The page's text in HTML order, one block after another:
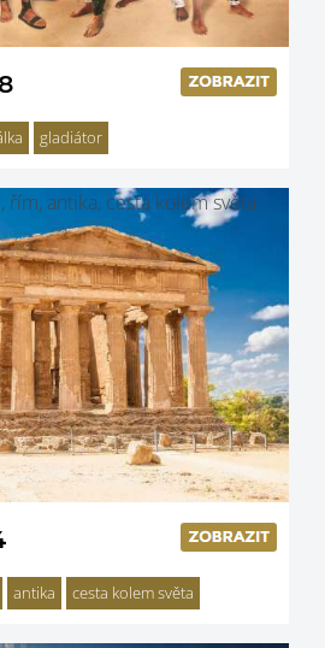
gladiátor
antika cesta kolem světa